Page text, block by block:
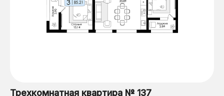
Трехкомнатная квартира № 137